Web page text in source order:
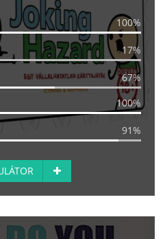
100%
17%
67%
100%
91%